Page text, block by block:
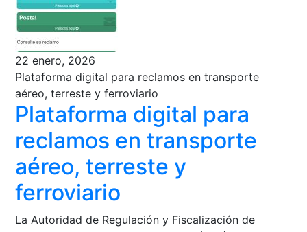
22 enero, 2026
Plataforma digital para reclamos en transporte
aéreo, terreste y ferroviario
Plataforma digital para
reclamos en transporte
aéreo, terreste y
ferroviario
La Autoridad de Regulación y Fiscalización de